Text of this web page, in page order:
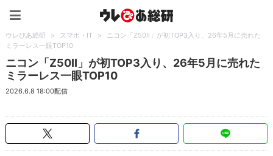
ウレぴあ総研 > スマホ・IT >
ニコン「Z50II」が初TOP3入り、26年5月に売れた
ミラーレス一眼TOP10
ニコン「Z50II」が初TOP3入り、26年5月に売れた
ミラーレス一眼TOP10
2026.6.8 18:00配信